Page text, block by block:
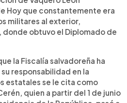
Hoy que constantemente era
militares al exterior,
donde obtuvo el Diplomado de
la Fiscalía salvadoreña ha
responsabilidad en la
estatales se le cita como
quien a partir del 1 de junio